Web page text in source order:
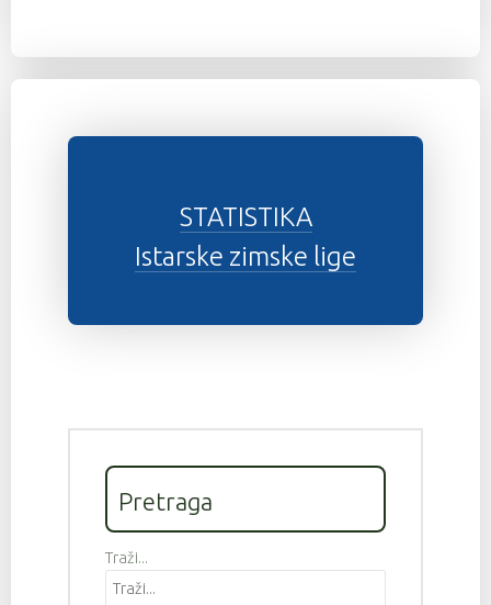
STATISTIKA
Istarske zimske lige
Pretraga
Traži...